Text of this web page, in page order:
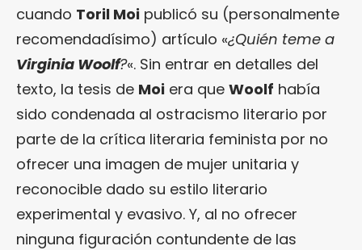
cuando Toril Moi publicó su (personalmente
recomendadísimo) artículo «¿Quién teme a
Virginia Woolf?«. Sin entrar en detalles del
texto, la tesis de Moi era que Woolf había
sido condenada al ostracismo literario por
parte de la crítica literaria feminista por no
ofrecer una imagen de mujer unitaria y
reconocible dado su estilo literario
experimental y evasivo. Y, al no ofrecer
ninguna figuración contundente de las